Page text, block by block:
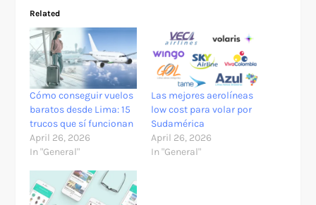
Related
Cómo conseguir vuelos
baratos desde Lima: 15
trucos que sí funcionan
April 26, 2026
In "General"
Las mejores aerolíneas
low cost para volar por
Sudamérica
April 26, 2026
In "General"